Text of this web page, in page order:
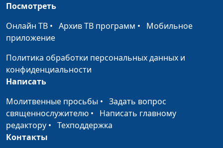
Пирамида Маслоу.
Иерархия
потребностей
человека
Айгуль Иншакова,
Синдром «хорошей
девочки»
Сказать «да» или
отказать
Юлия Синицына, Алина
Караченцева,
Посмотреть
Онлайн ТВ • Архив ТВ программ • Мобильное
приложение
Политика обработки персональных данных и
конфиденциальности
Написать
Молитвенные просьбы • Задать вопрос
священнослужителю • Написать главному
редактору • Техподдержка
Контакты